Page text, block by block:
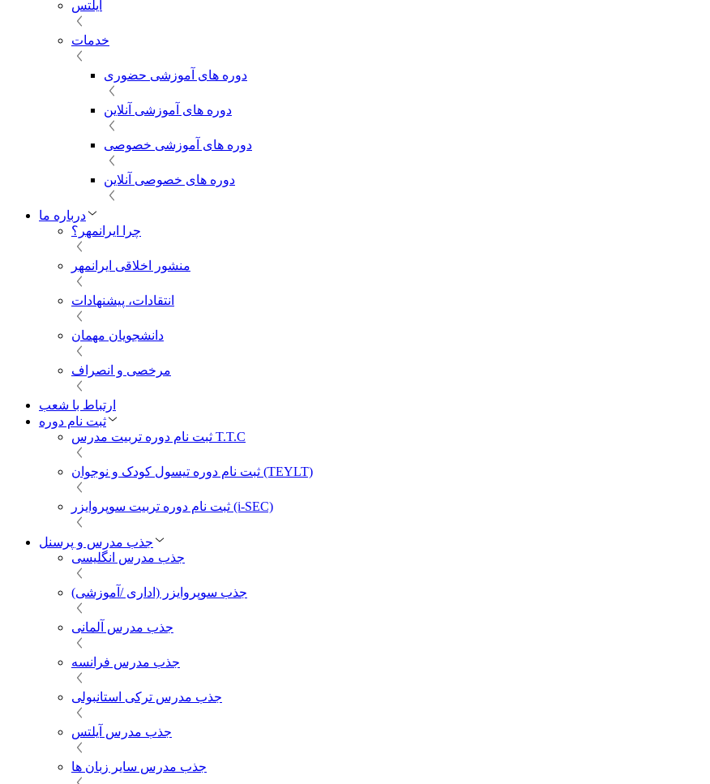
آیلتس
خدمات
دوره های آموزشی حضوری
دوره های آموزشی آنلاین
دوره های آموزشی خصوصی
دوره های خصوصی آنلاین
درباره ما
چرا ایرانمهر؟
منشور اخلاقی ایرانمهر
انتقادات، پیشنهادات
دانشجویان مهمان
مرخصی و انصراف
ارتباط با شعب
ثبت نام دوره
ثبت نام دوره تربیت مدرس T.T.C
ثبت نام دوره تیسول کودک و نوجوان (TEYLT)
ثبت نام دوره تربیت سوپروایزر (i-SEC)
جذب مدرس و پرسنل
جذب مدرس انگلیسی
جذب سوپروایزر (اداری /آموزشی)
جذب مدرس آلمانی
جذب مدرس فرانسه
جذب مدرس ترکی استانبولی
جذب مدرس آیلتس
جذب مدرس سایر زبان ها